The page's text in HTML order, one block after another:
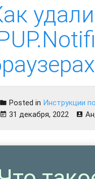
Posted in Инструкции
31 декабря, 2022